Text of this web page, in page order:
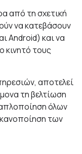
από τη σχετική
να κατεβάσουν
Android) και να
κινητό τους
αποτελεί
τη βελτίωση
όλων
των